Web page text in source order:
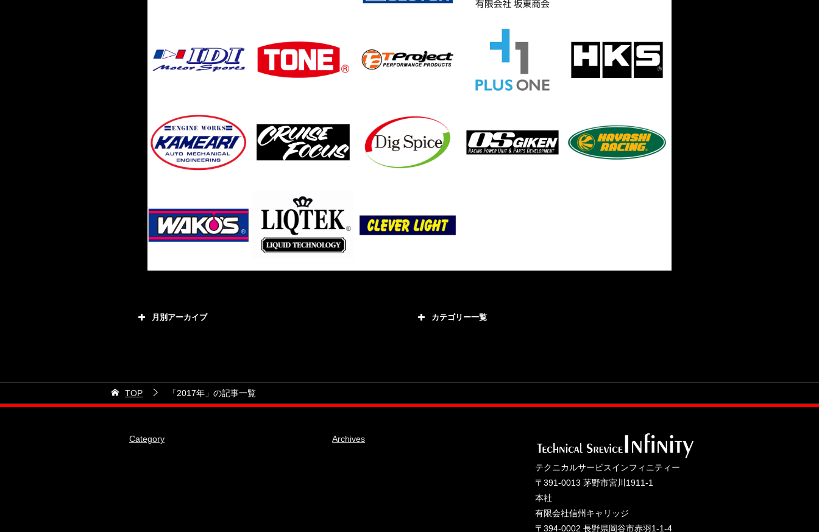
月別アーカイブ
2026年6月
2026年5月
カテゴリー一覧
38号車
TOP 「2017年」の記事一覧
Category Archives
テクニカルサービスインフィニティー
〒391-0013 茅野市宮川1911-1
本社
有限会社信州キャリッジ
〒394-0002 長野県岡谷市赤羽1-1-4